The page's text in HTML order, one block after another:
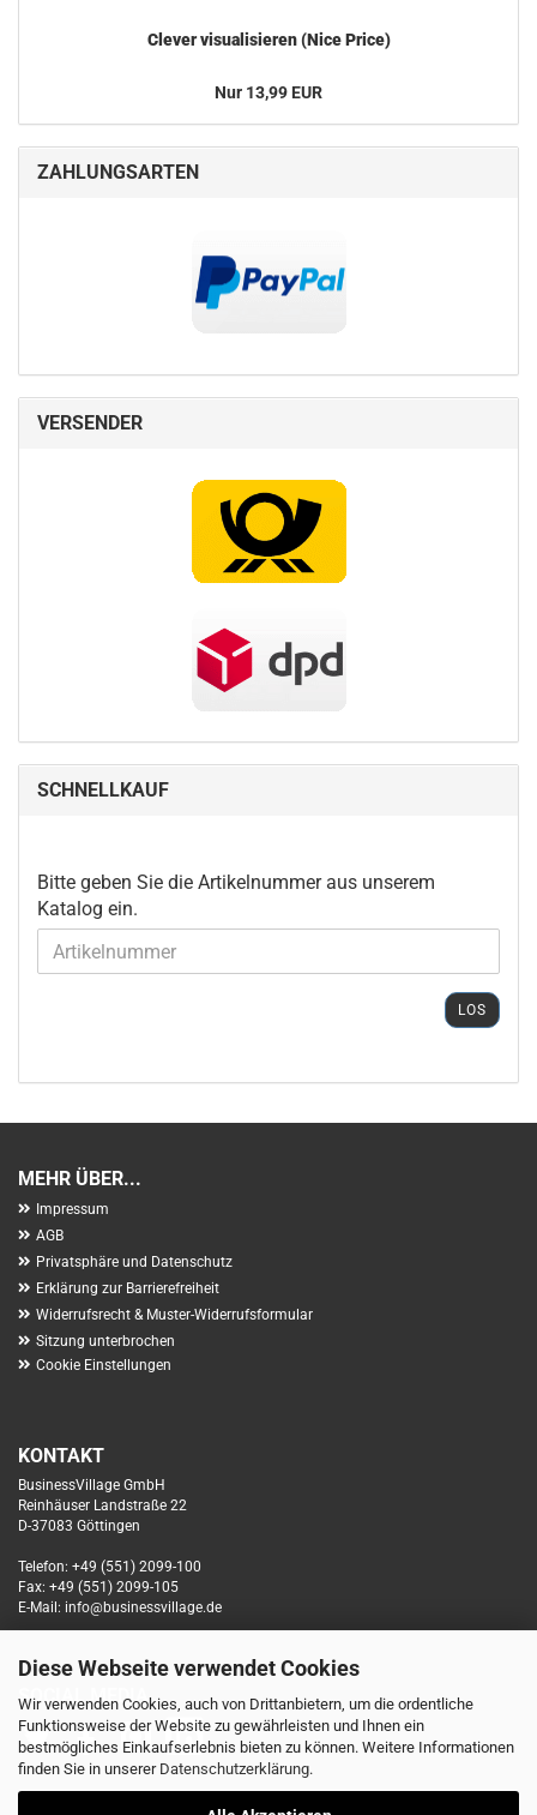
Diese Webseite verwendet Cookies
Wir verwenden Cookies, auch von Drittanbietern, um die ordentliche
Funktionsweise der Website zu gewährleisten und Ihnen ein
bestmögliches Einkaufserlebnis bieten zu können. Weitere Informationen
finden Sie in unserer Datenschutzerklärung.
Cle­ver vi­sua­li­sie­ren (Nice Price)
Nur 13,99 EUR
ZAHLUNGSARTEN
VERSENDER
SCHNELLKAUF
BITTE
GEBEN
SIE
DIE
Bitte geben Sie die Artikelnummer aus unserem
Katalog ein.
LOS
MEHR ÜBER...
Impressum
AGB
Privatsphäre und Datenschutz
Erklärung zur Barrierefreiheit
Widerrufsrecht & Muster-Widerrufsformular
Sitzung unterbrochen
Cookie Einstellungen
KONTAKT
BusinessVillage GmbH
Reinhäuser Landstraße 22
D-37083 Göttingen
Telefon: +49 (551) 2099-100
Fax: +49 (551) 2099-105
E-Mail: info@businessvillage.de
SOCIAL MEDIA